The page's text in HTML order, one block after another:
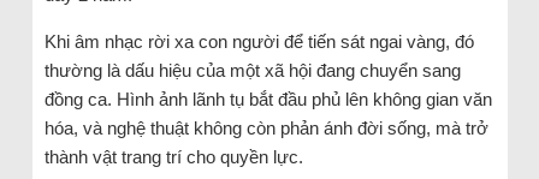
Khi âm nhạc rời xa con người để tiến sát ngai vàng, đó
thường là dấu hiệu của một xã hội đang chuyển sang
đồng ca. Hình ảnh lãnh tụ bắt đầu phủ lên không gian văn
hóa, và nghệ thuật không còn phản ánh đời sống, mà trở
thành vật trang trí cho quyền lực.